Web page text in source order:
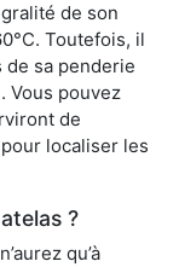
de son
Toutefois, il
de sa penderie
Vous pouvez
de
localiser les
?
qu’à